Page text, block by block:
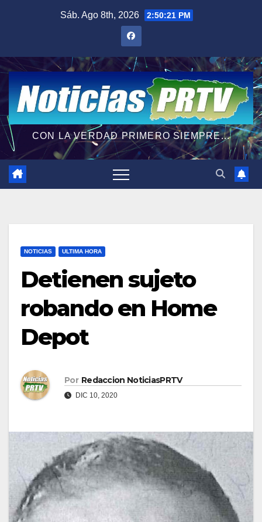
Sáb. Ago 8th, 2026 2:50:22 PM
CON LA VERDAD PRIMERO SIEMPRE...
NOTICIAS ULTIMA HORA
Detienen sujeto
robando en Home
Depot
Por Redaccion NoticiasPRTV
DIC 10, 2020